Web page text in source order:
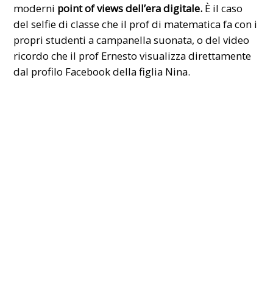
moderni point of views dell’era digitale. È il caso
del selfie di classe che il prof di matematica fa con i
propri studenti a campanella suonata, o del video
ricordo che il prof Ernesto visualizza direttamente
dal profilo Facebook della figlia Nina.